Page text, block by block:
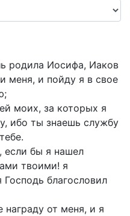
родила Иосифа, Иаков
меня, и пойду я в свое
моих, за которых я
ибо ты знаешь службу
если бы я нашел
твоими! я
благословил
награду от меня, и я